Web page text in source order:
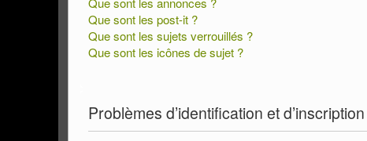
Que sont les post-it ?
Que sont les sujets verrouillés ?
Que sont les icônes de sujet ?
Problèmes d’identification et d’inscription